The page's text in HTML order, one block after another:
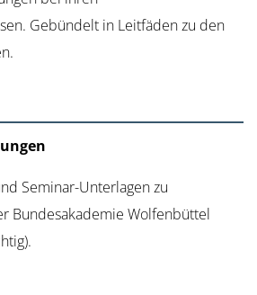
Gebündelt in Leitfäden zu den
Seminar-Unterlagen zu
Bundesakademie Wolfenbüttel